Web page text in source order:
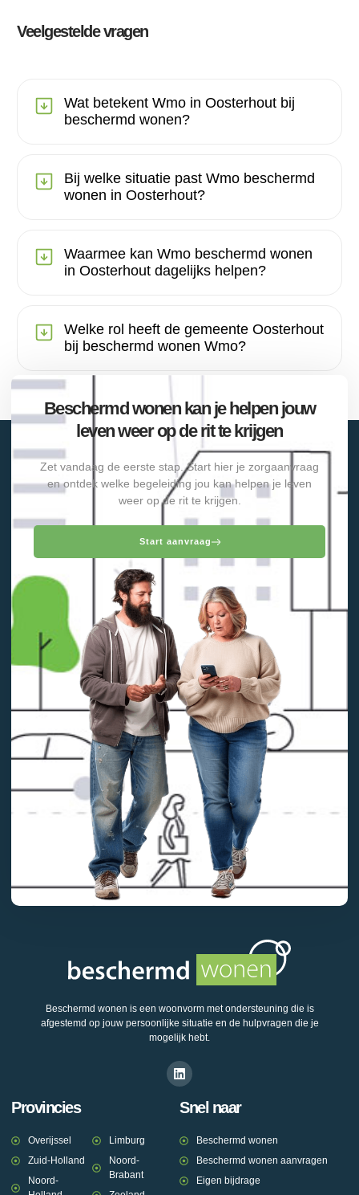
Veelgestelde vragen
Wat betekent Wmo in Oosterhout bij
beschermd wonen?
Bij welke situatie past Wmo beschermd
wonen in Oosterhout?
Waarmee kan Wmo beschermd wonen
in Oosterhout dagelijks helpen?
Welke rol heeft de gemeente Oosterhout
bij beschermd wonen Wmo?
Beschermd wonen kan je helpen jouw
leven weer op de rit te krijgen
Zet vandaag de eerste stap. Start hier je zorgaanvraag
en ontdek welke begeleiding jou kan helpen je leven
weer op de rit te krijgen.
Start aanvraag
Beschermd wonen is een woonvorm met ondersteuning die is
afgestemd op jouw persoonlijke situatie en de hulpvragen die je
mogelijk hebt.
Provincies
Overijssel
Zuid-Holland
Noord-
Limburg
Noord-
Brabant
Snel naar
Beschermd wonen
Beschermd wonen aanvragen
Eigen bijdrage